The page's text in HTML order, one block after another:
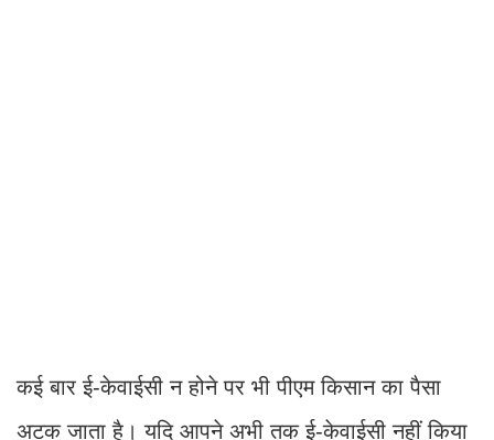
कई बार ई-केवाईसी न होने पर भी पीएम किसान का पैसा
अटक जाता है। यदि आपने अभी तक ई-केवाईसी नहीं किया